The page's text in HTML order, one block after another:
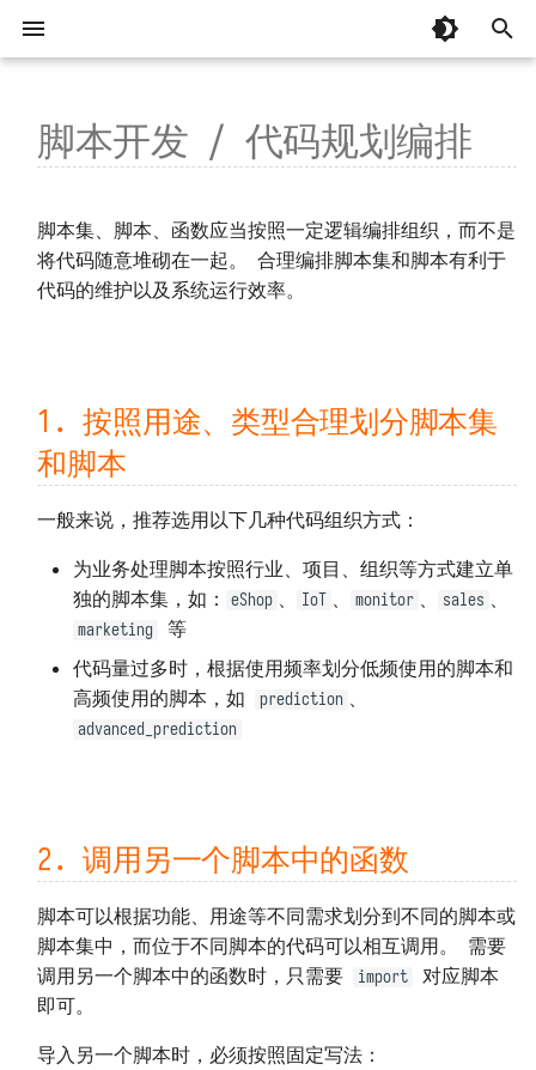
系统要求
国产操作系统兼容性
安装部署
单机部署
虚拟目录部署
高可用部署
树莓派 Ubuntu 部署
重置管理员密码
备份和迁移
架构、扩容与限制资源
系统指标和任务记录
卸载
整体
开发模块
脚本库
连接器
环境变量
管理模块
总览
关于
系统设置
Access Token
实验性功能
1. 按照用途、类型合理划分脚本
2. 调用另一个脚本中的函数
3. 单个脚本的代码量及依赖链
5. 相同脚本集下脚本之间相互引
用的简写
6. 避免过度封装
总览
观测云
TrueWatch
InfluxDB
MySQL
Memcached
ClickHouse
Oracle 数据库
MongoDB
Elasticsearch
NSQ
MQTT Broker
忘记安装目录
安装部署时脚本中断
容器无法正常运行
函数执行超时
函数执行无响应
代码无法访问外网
代码无法访问特定域名
外网无法访问本系统
MySQL 发生 ERROR 2026 错误
MySQL 存储数据量过大
MCP 编程
MCP 函数
📚 专辑：AI 辅助编程 AI 辅助编程
从 OpenCode 接入并实现建站
从 Codex 接入并实现建站
📚 专辑：观测云监控器
有关「监控器」常见问题
掌握「监控器」日志
掌握「消息发送」日志
监控器、短信、语音计量详解
监控器自动暂停
观测云调试页面
通过 DataKit 向观测云写入数据
对接观测云自建通知对象
对接观测云高级函数
以往版本 DataFlux Func 7.x
DataFlux Func 6.x
DataFlux Func 5.x
DataFlux Func 1.x
附属版 Func 版本对照表
版本兼容性说明
起步
基础补充
代码片段参考
脚本开发 / 代码规划编排
脚本集、脚本、函数应当按照一定逻辑编排组织，而不是
将代码随意堆砌在一起。 合理编排脚本集和脚本有利于
代码的维护以及系统运行效率。
1. 按照用途、类型合理划分脚本集
和脚本
一般来说，推荐选用以下几种代码组织方式：
为业务处理脚本按照行业、项目、组织等方式建立单
独的脚本集，如：
eShop 、 IoT 、 monitor 、 sales 、
marketing
等
代码量过多时，根据使用频率划分低频使用的脚本和
高频使用的脚本，如
prediction 、
advanced_prediction
2. 调用另一个脚本中的函数
脚本可以根据功能、用途等不同需求划分到不同的脚本或
脚本集中，而位于不同脚本的代码可以相互调用。 需要
调用另一个脚本中的函数时，只需要
import
对应脚本
即可。
导入另一个脚本时，必须按照固定写法：